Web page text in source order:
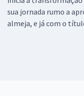
sua jornada rumo a
almeja, e já com o